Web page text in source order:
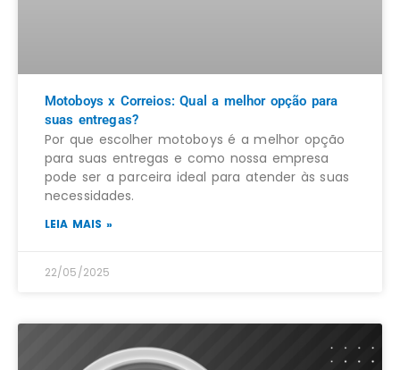
Motoboys x Correios: Qual a melhor opção para
suas entregas?
Por que escolher motoboys é a melhor opção
para suas entregas e como nossa empresa
pode ser a parceira ideal para atender às suas
necessidades.
LEIA MAIS »
22/05/2025